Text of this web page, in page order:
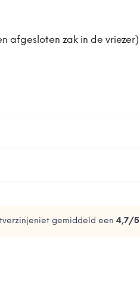
afgesloten zak in de vriezer)
gemiddeld een 4,7/5